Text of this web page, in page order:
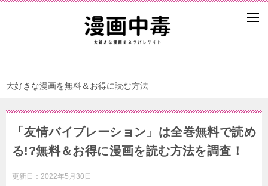
大好きな漫画を無料＆お得に読む方法
「友情バイブレーション」は全巻無料で読め
る!?無料＆お得に漫画を読む⽅法を調査！
更新日： 2022年5月30日